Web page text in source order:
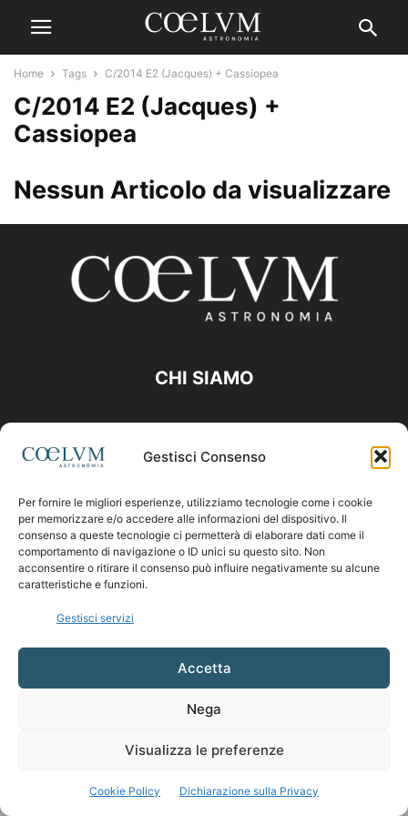
Gestisci Consenso
Per fornire le migliori esperienze, utilizziamo tecnologie come i cookie
per memorizzare e/o accedere alle informazioni del dispositivo. Il
consenso a queste tecnologie ci permetterà di elaborare dati come il
comportamento di navigazione o ID unici su questo sito. Non
acconsentire o ritirare il consenso può influire negativamente su alcune
caratteristiche e funzioni.
Gestisci servizi
Accetta
Nega
Visualizza le preferenze
Cookie Policy Dichiarazione sulla Privacy
Home Tags C/2014 E2 (Jacques) + Cassiopea
C/2014 E2 (Jacques) +
Cassiopea
Nessun Articolo da visualizzare
CHI SIAMO